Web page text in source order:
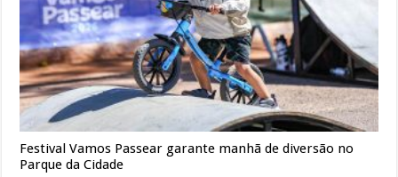
Festival Vamos Passear garante manhã de diversão no
Parque da Cidade